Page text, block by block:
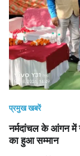
प्रमुख खबरें
नर्मदांचल के आंगन में
का हुआ सम्मान